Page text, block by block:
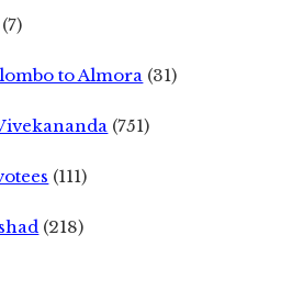
(7)
to Almora (31)
(751)
(111)
(218)